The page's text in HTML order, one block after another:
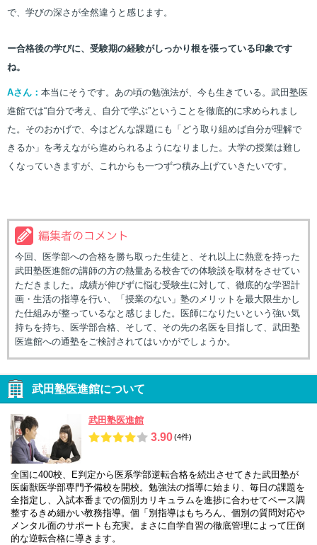
で、学びの深さが全然違うと感じます。
ー合格後の学びに、受験期の経験がしっかり根を張っている印象です
ね。
Aさん： 本当にそうです。あの頃の勉強法が、今も生きている。武田塾医
進館では“自分で考え、自分で学ぶ”ということを徹底的に求められまし
た。そのおかげで、今はどんな課題にも「どう取り組めば自分が理解で
きるか」を考えながら進められるようになりました。大学の授業は難し
くなっていきますが、これからも一つずつ積み上げていきたいです。
今回、医学部への合格を勝ち取った生徒と、それ以上に熱意を持った
武田塾医進館の講師の方の熱量ある校舎での体験談を取材をさせてい
ただきました。成績が伸びずに悩む受験生に対して、徹底的な学習計
画・生活の指導を行い、「授業のない」塾のメリットを最大限生かし
た仕組みが整っているなと感じました。医師になりたいという強い気
持ちを持ち、医学部合格、そして、その先の名医を目指して、武田塾
医進館への通塾をご検討されてはいかがでしょうか。
武田塾医進館について
武田塾医進館
3.90(4件)
全国に400校、E判定から医系学部逆転合格を続出させてきた武田塾が
医歯獣医学部専門予備校を開校。勉強法の指導に始まり、毎日の課題を
全指定し、入試本番までの個別カリキュラムを進捗に合わせてペース調
整するきめ細かい教務指導。個「別指導はもちろん、個別の質問対応や
メンタル面のサポートも充実。まさに自学自習の徹底管理によって圧倒
的な逆転合格に導きます。